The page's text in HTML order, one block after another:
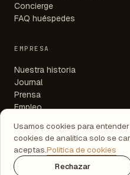
Concierge
FAQ huéspedes
EMPRESA
Nuestra historia
Journal
Prensa
Empleo
Agentes inmobiliarios
Contacto
Usamos cookies para
cookies de analítica solo se
aceptas.Política de cookies
Rechazar